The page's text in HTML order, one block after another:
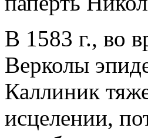
В 1583 г., во
Верколы
Каллиник
исцелении,